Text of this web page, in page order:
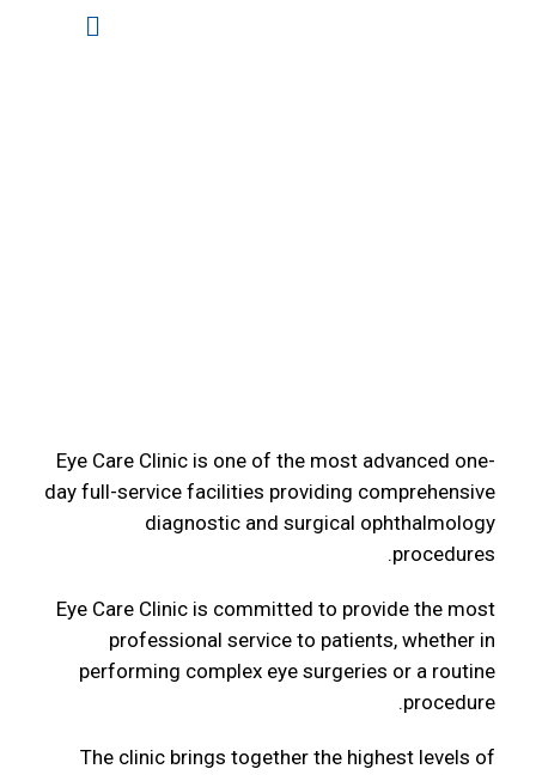
Eye Care Clinic is one of the most advanced one-
day full-service facilities providing comprehensive
diagnostic and surgical ophthalmology
procedures.
Eye Care Clinic is committed to provide the most
professional service to patients, whether in
performing complex eye surgeries or a routine
procedure.
The clinic brings together the highest levels of